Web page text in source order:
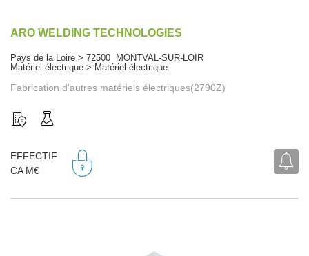
ARO WELDING TECHNOLOGIES
Pays de la Loire > 72500 MONTVAL-SUR-LOIR
Matériel électrique > Matériel électrique
Fabrication d'autres matériels électriques(2790Z)
EFFECTIF
CA M€